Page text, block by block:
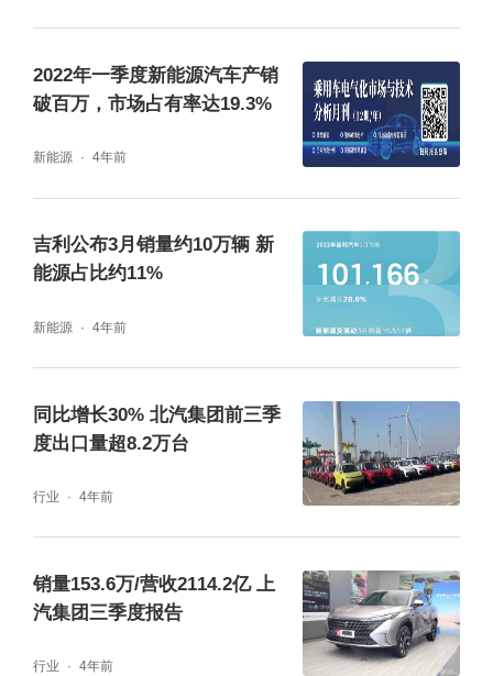
2022年一季度新能源汽车产销
破百万，市场占有率达19.3%
新能源 4年前
吉利公布3月销量约10万辆 新
能源占比约11%
新能源 4年前
同比增长30% 北汽集团前三季
度出口量超8.2万台
行业 4年前
销量153.6万/营收2114.2亿 上
汽集团三季度报告
行业 4年前